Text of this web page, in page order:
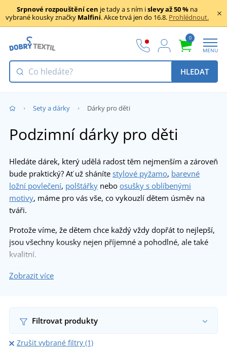
Srpnové rozpouštění cen je tady a s ním islevy až 50 % na
vybrané kousky značky Malfini. Akce trvá jen do 16.8. Prohlédnout.
0
MENU
HLEDAT
Sety a dárky Dárky pro děti
Podzimní dárky pro děti
Hledáte dárek, který udělá radost těm nejmenším a zároveň
bude praktický? Ať už sháníte stylové pyžamo, barevné
ložní povlečení, polštářky nebo osušky s oblíbenými
motivy, máme pro vás vše, co vykouzlí dětem úsměv na
tváři.
Protože víme, že dětem chce každý vždy dopřát to nejlepší,
jsou všechny kousky nejen příjemné a pohodlné, ale také
kvalitní.
Dopřejte dětem dárek, který je potěší a stane se součástí
Zobrazit více
Filtrovat produkty
Zrušit vybrané filtry (1)